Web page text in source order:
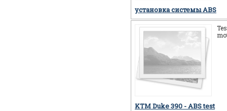
установка системы ABS
KTM Duke 390 - ABS test